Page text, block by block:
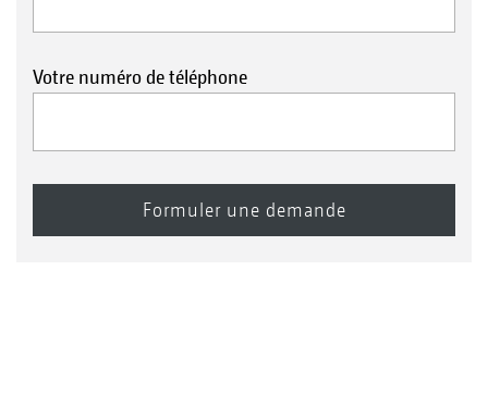
Votre numéro de téléphone